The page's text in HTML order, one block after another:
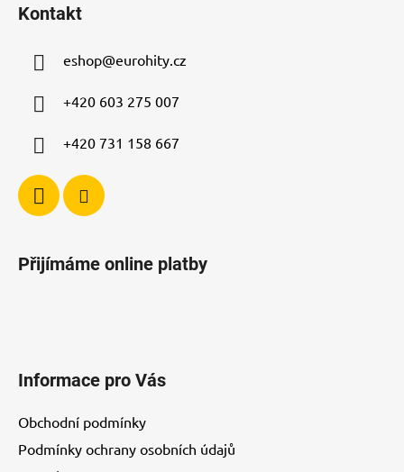
Kontakt
eshop@eurohity.cz
+420 603 275 007
+420 731 158 667
Přijímáme online platby
Informace pro Vás
Obchodní podmínky
Podmínky ochrany osobních údajů